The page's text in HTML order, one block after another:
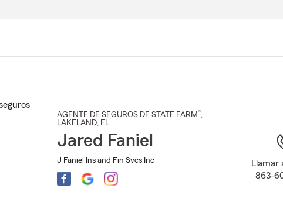
AGENTE DE SEGUROS DE STATE FARM®,
LAKELAND, FL
Jared Faniel
J Faniel Ins and Fin Svcs Inc
Llamar
863-